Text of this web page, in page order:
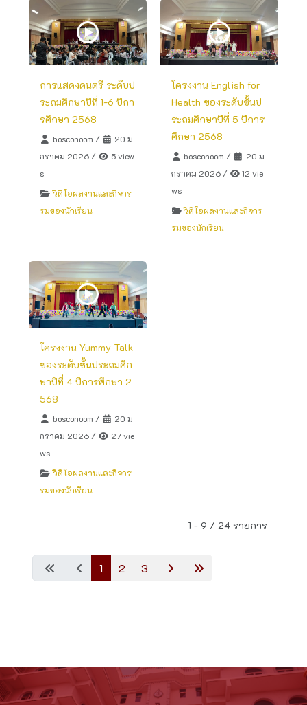
การแสดงดนตรี ระดับป
ระถมศึกษาปีที่ 1-6 ปีกา
รศึกษา 2568
bosconoom /
20 ม
กราคม 2026 /
5 view
s
วิดีโอผลงานและกิจกร
รมของนักเรียน
โครงงาน English for
Health ของระดับชั้นป
ระถมศึกษาปีที่ 5 ปีการ
ศึกษา 2568
bosconoom /
20 ม
กราคม 2026/
12 vie
ws
วิดีโอผลงานและกิจกร
รมของนักเรียน
โครงงาน Yummy Talk
ของระดับชั้นประถมศึก
ษาปีที่ 4 ปีการศึกษา 2
568
bosconoom /
20 ม
กราคม 2026 /
27 vie
ws
วิดีโอผลงานและกิจกร
รมของนักเรียน
1 - 9 / 24 รายการ
1 2 3